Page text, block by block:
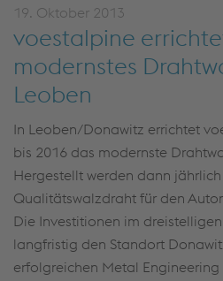
19. Oktober 2013
voestalpine
modernstes
Leoben
In Leoben/Donawitz errichtet
bis 2016 das modernste
Hergestellt werden dann
Qualitätswalzdraht für den
Die Investitionen im
langfristig den Standort
erfolgreichen Metal